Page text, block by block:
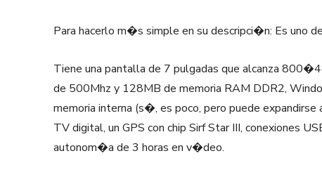
Para hacerlo m�s simple en su descripci�n: Es uno
Tiene una pantalla de 7 pulgadas que alcanza
de 500Mhz y 128MB de memoria RAM DDR2,
memoria interna (s�, es poco, pero puede
TV digital, un GPS con chip Sirf Star III, conexiones
autonom�a de 3 horas en v�deo.